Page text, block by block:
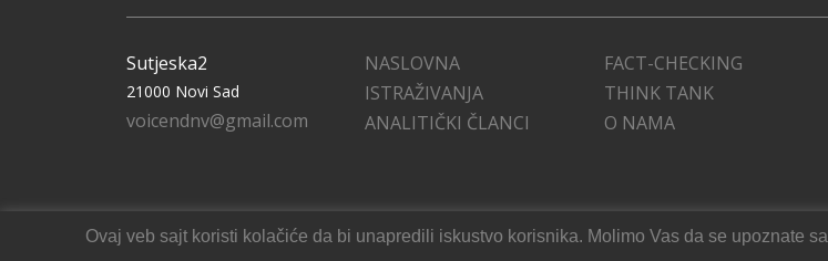
Sutjeska2
21000 Novi Sad
voicendnv@gmail.com
NASLOVNA
ISTRAŽIVANJA
ANALITIČKI ČLANCI
FACT-CHECKING
THINK TANK
O NAMA
Ovaj veb sajt koristi kolačiće da bi unapredili iskustvo korisnika. Molimo Vas da se upoznate sa